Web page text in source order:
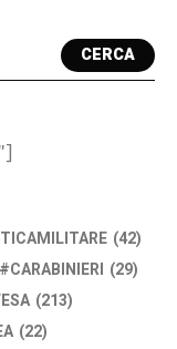
CERCA
(42)
CARABINIERI (29)
(213)
(22)